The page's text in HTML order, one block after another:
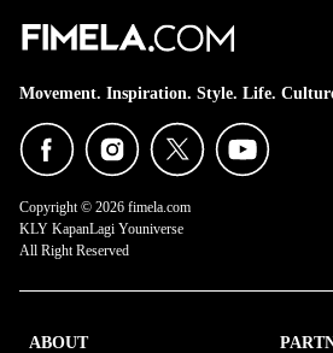
Movement. Inspiration. Style. Life.
Copyright © 2026 fimela.com
KLY KapanLagi Youniverse
All Right Reserved
ABOUT